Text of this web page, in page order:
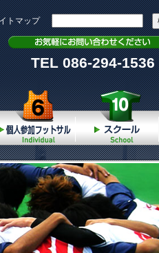
トマップ
TEL 086-294-1536
個人参加